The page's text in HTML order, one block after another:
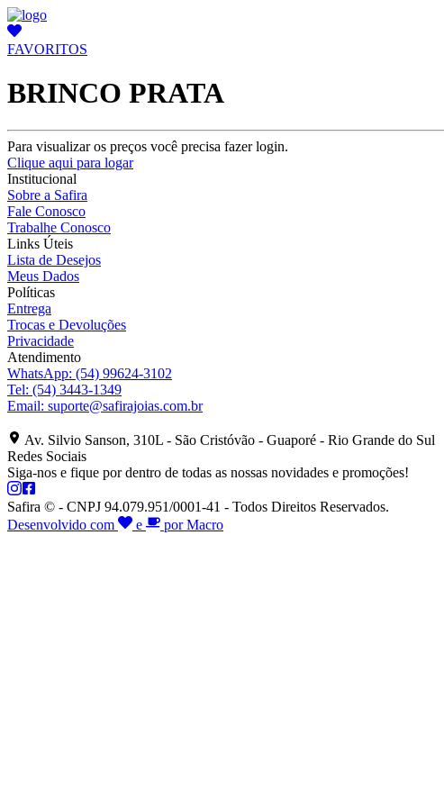
FAVORITOS
BRINCO PRATA
Para visualizar os preços você precisa fazer login.
Clique aqui para logar
Institucional
Sobre a Safira
Fale Conosco
Trabalhe Conosco
Links Úteis
Lista de Desejos
Meus Dados
Políticas
Entrega
Trocas e Devoluções
Privacidade
Atendimento
WhatsApp: (54) 99624-3102
Tel: (54) 3443-1349
Email: suporte@safirajoias.com.br
Av. Silvio Sanson, 310L - São Cristóvão - Guaporé - Rio Grande do Sul
Redes Sociais
Siga-nos e fique por dentro de todas as nossas novidades e promoções!
Safira © - CNPJ 94.079.951/0001-41 - Todos Direitos Reservados.
Desenvolvido com
e por Macro